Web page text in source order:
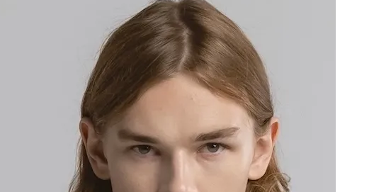
新規会員登録500ポイントプレゼント
ニュースレター登録で¥1,000クーポン進呈